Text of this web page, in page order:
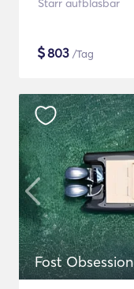
Starr aufblasbar
$803 /Tag
Fost Obsession